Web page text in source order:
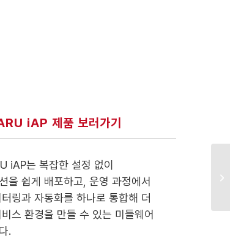
iAP 제품 보러가기
iAP는 복잡한 설정 없이
을 쉽게 배포하고, 운영 과정에서
링과 자동화를 하나로 통합해 더
스 환경을 만들 수 있는 미들웨어
.